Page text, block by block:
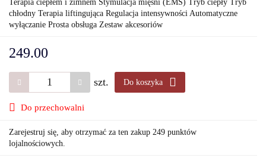
Terapia ciepłem i zimnem Stymulacja mięśni (EMS) Tryb ciepły Tryb
chłodny Terapia liftingująca Regulacja intensywności Automatyczne
wyłączanie Prosta obsługa Zestaw akcesoriów
249.00
szt. Do koszyka
Do przechowalni
Zarejestruj się, aby otrzymać za ten zakup 249 punktów
lojalnościowych.